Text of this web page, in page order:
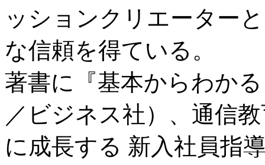
ッションクリエーター
な信頼を得ている。
著書に『基本からわか
／ビジネス社）、通信
に成長する 新入社員指